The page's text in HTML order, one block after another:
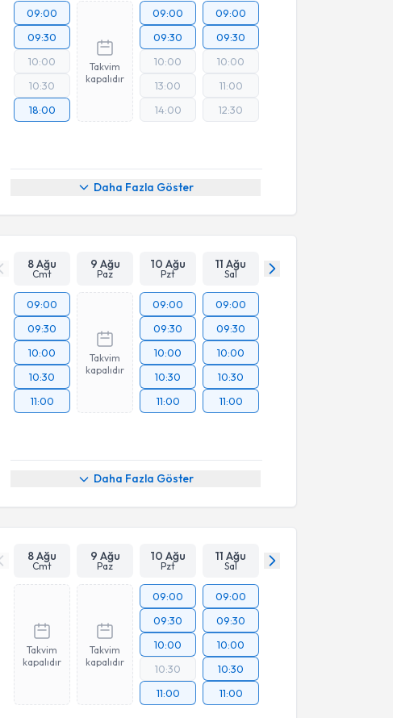
09:00
09:30
10:00
10:30
18:00
Takvim
kapalıdır
09:00
09:30
10:00
13:00
14:00
09:00
09:30
10:00
11:00
12:30
Daha Fazla Göster
8 Ağu
Cmt
9 Ağu
Paz
10 Ağu
Pzt
11 Ağu
Sal
09:00
09:30
10:00
10:30
11:00
Takvim
kapalıdır
09:00
09:30
10:00
10:30
11:00
09:00
09:30
10:00
10:30
11:00
Daha Fazla Göster
8 Ağu
Cmt
9 Ağu
Paz
10 Ağu
Pzt
11 Ağu
Sal
Takvim
kapalıdır
Takvim
kapalıdır
09:00
09:30
10:00
10:30
11:00
09:00
09:30
10:00
10:30
11:00